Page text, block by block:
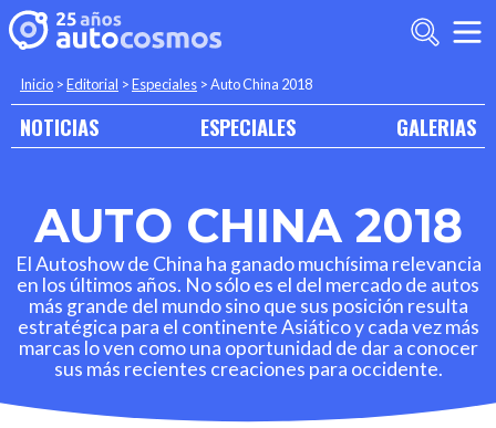
Inicio >Editorial >Especiales >Auto China 2018
NOTICIAS ESPECIALES GALERIAS
AUTO CHINA 2018
El Autoshow de China ha ganado muchísima relevancia
en los últimos años. No sólo es el del mercado de autos
más grande del mundo sino que sus posición resulta
estratégica para el continente Asiático y cada vez más
marcas lo ven como una oportunidad de dar a conocer
sus más recientes creaciones para occidente.